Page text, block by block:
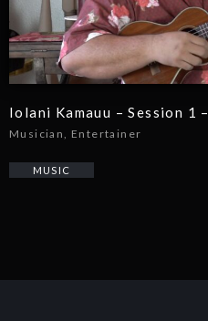
Iolani Kamauu – Session 1 –
Musician, Entertainer
MUSIC